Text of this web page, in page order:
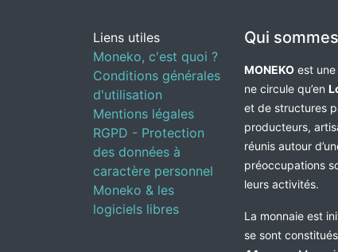
Liens utiles
Moneko, c'est quoi ?
Conditions générales
d'utilisation
Mentions légales
RGPD - Protection
des données à
caractère personnel
Moneko & les
logiciels libres
Qui
MONEKO est une
ne circule qu’en
et de structures
producteurs,
réunis autour
préoccupations
leurs activités.
La monnaie est
se sont